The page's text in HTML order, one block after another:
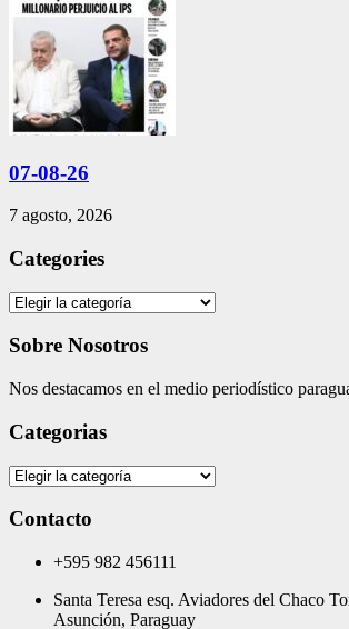
07-08-26
7 agosto, 2026
Categories
Categories
Sobre Nosotros
Nos destacamos en el medio periodístico
Categorias
Categorias
Contacto
+595 982 456111
Santa Teresa esq. Aviadores del Chaco
Asunción, Paraguay